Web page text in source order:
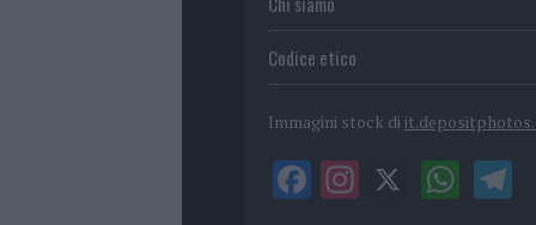
Codice etico
Immagini stock di